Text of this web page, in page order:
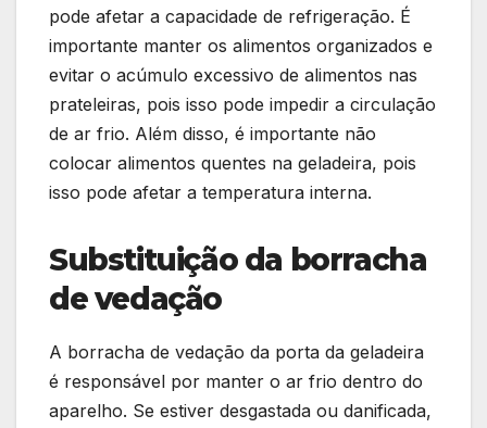
pode afetar a capacidade de refrigeração. É
importante manter os alimentos organizados e
evitar o acúmulo excessivo de alimentos nas
prateleiras, pois isso pode impedir a circulação
de ar frio. Além disso, é importante não
colocar alimentos quentes na geladeira, pois
isso pode afetar a temperatura interna.
Substituição da borracha
de vedação
A borracha de vedação da porta da geladeira
é responsável por manter o ar frio dentro do
aparelho. Se estiver desgastada ou danificada,